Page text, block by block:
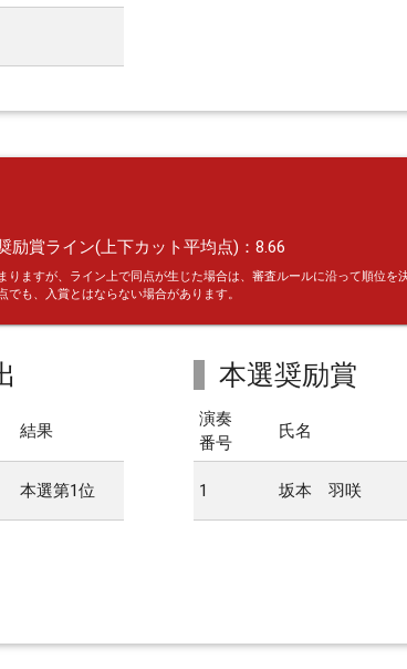
励賞ライン(上下カット平均点)：8.66
ますが、ライン上で同点が生じた場合は、審査ルールに沿って順位を決
も、入賞とはならない場合があります。
結果
本選第1位
本選奨励賞
演奏
番号
氏名
1 坂本 羽咲